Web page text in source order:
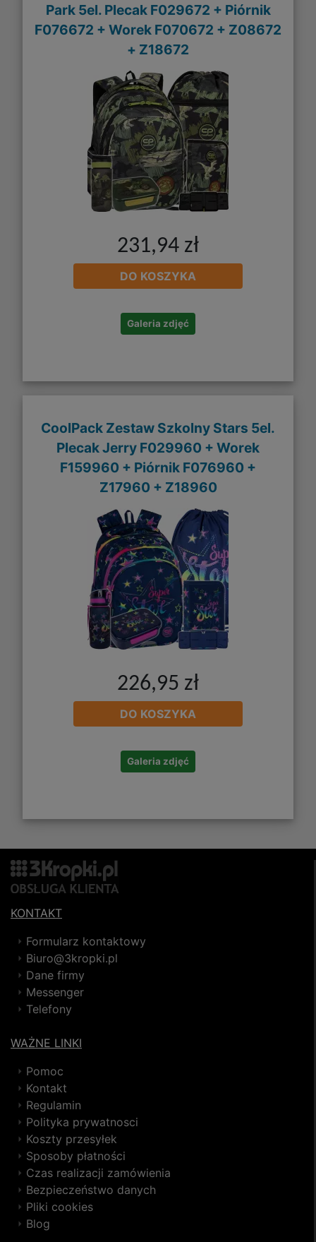
Park 5el. Plecak F029672 + Piórnik
F076672 + Worek F070672 + Z08672
+ Z18672
231,94 zł
DO KOSZYKA
Galeria zdjęć
CoolPack Zestaw Szkolny Stars 5el.
Plecak Jerry F029960 + Worek
F159960 + Piórnik F076960 +
Z17960 + Z18960
226,95 zł
DO KOSZYKA
Galeria zdjęć
KONTAKT
Formularz kontaktowy
Biuro@3kropki.pl
Dane firmy
Messenger
Telefony
WAŻNE LINKI
Pomoc
Kontakt
Regulamin
Polityka prywatnosci
Koszty przesyłek
Sposoby płatności
Czas realizacji zamówienia
Bezpieczeństwo danych
Pliki cookies
Blog